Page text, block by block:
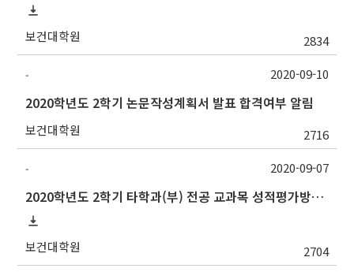
보건대학원 2834
-
2020학년도 2학기 논문작성계획서 발표 합격여부 알림
보건대학원 2716
2020-09-10
-
2020학년도 2학기 타학과(부) 전공 교과목 성적평가방법 선택 안내
보건대학원 2704
2020-09-07